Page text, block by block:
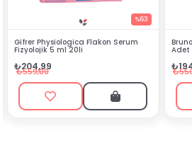
%63
Gifrer Physiologica Flakon Serum
Fizyolojik 5 ml 20li
₺204,99
₺559,00
Adet